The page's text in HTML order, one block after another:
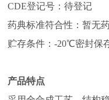
CDE登记号：待登记
药典标准符合性：暂无
贮存条件：-20℃密封保
产品特点